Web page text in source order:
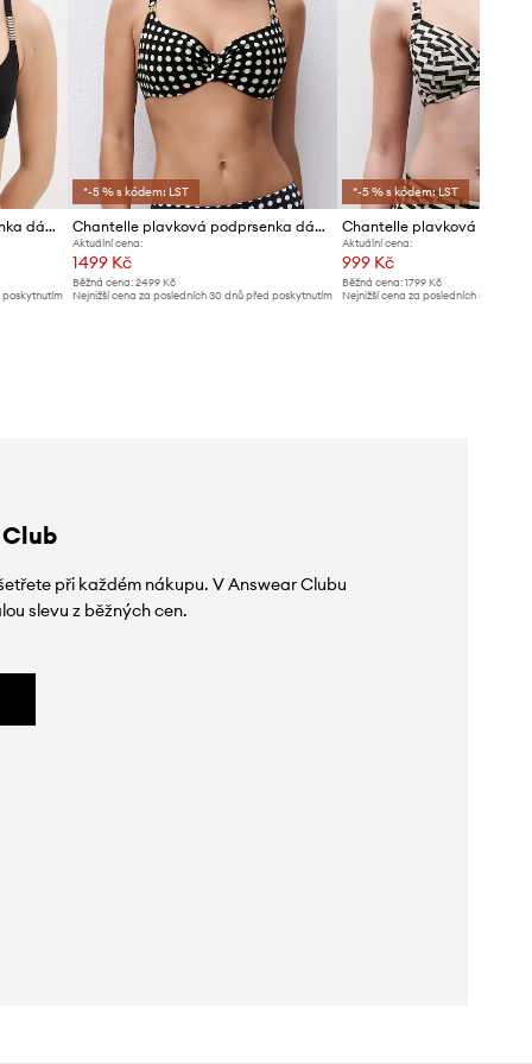
Chantelle plavková podprsenka dámská ICON
poskytnutím
*-5 % s kódem: LST
Chantelle plavková podprsenka dámská
Aktuální cena:
1499 Kč
Běžná cena:2499 Kč
Nejnižší cena za posledních 30 dnů před poskytnutím
*-5 % s kódem: LST
Aktuální cena:
999 Kč
Běžná cena: 1799 Kč
Nejnižší cena za posledních 30 dnů
při každém nákupu. V Answear Clubu
slevu z běžných cen.